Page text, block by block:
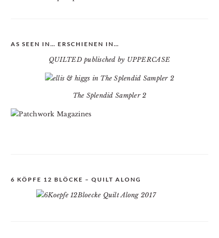
AS SEEN IN… ERSCHIENEN IN…
QUILTED publisched by UPPERCASE
The Splendid Sampler 2
6 KÖPFE 12 BLÖCKE – QUILT ALONG